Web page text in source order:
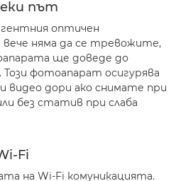
път
оптичен
вече няма да се тревожите,
ще доведе до
Този фотоапарат осигурява
видео дори ако снимате при
без статив при слаба
Fi
на Wi-Fi комуникацията.